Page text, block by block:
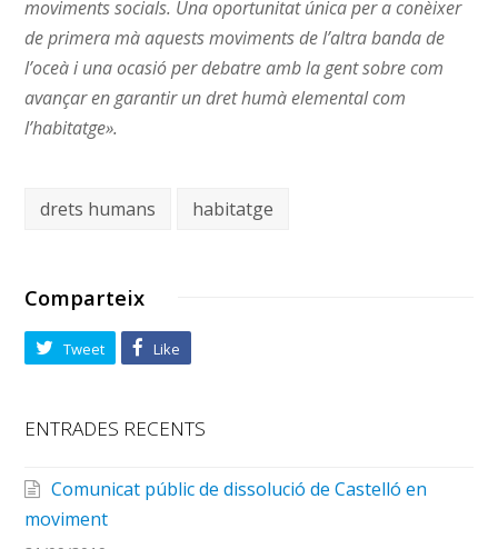
moviments socials. Una oportunitat única per a conèixer
de primera mà aquests moviments de l’altra banda de
l’oceà i una ocasió per debatre amb la gent sobre com
avançar en garantir un dret humà elemental com
l’habitatge».
drets humans habitatge
Comparteix
Tweet Like
ENTRADES RECENTS
Comunicat públic de dissolució de Castelló en
moviment